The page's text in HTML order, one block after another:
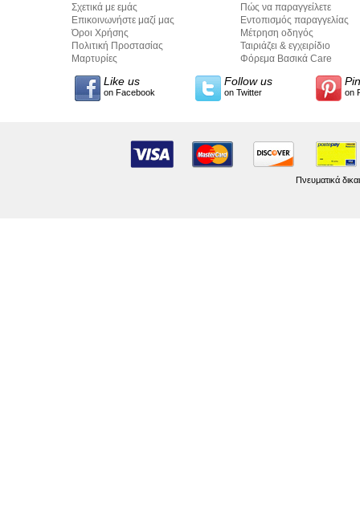
Σχετικά με εμάς
Επικοινωνήστε μαζί μας
Όροι Χρήσης
Πολιτική Προστασίας
Προσωπικών Δεδομένων
Μαρτυρίες
Πώς να παραγγείλετε
Εντοπισμός παραγγελίας
Μέτρηση οδηγός
Ταιριάζει & εγχειρίδιο
σύνταξης κειμένων
Φόρεμα Βασικά Care
Like us
on Facebook
Follow us
on Twitter on
Πνευματικά